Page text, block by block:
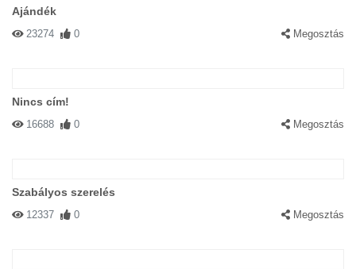
Ajándék
23274 0 Megosztás
Nincs cím!
16688 0 Megosztás
Szabályos szerelés
12337 0 Megosztás